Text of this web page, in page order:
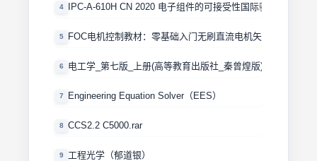
4 IPC-A-610H CN 2020 电子组件的可接受性国际验收标准
5 FOC电机控制教材：零基础入门无刷直流电机矢量控制技术
6 电工学_第七版_上册(高等教育出版社_秦曾煌版)
7 Engineering Equation Solver（EES）
8 CCS2.2 C5000.rar
9 工程光学（郁道银）